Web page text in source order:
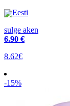
Eesti
sulge aken
6.90 €
8.62€
-15%